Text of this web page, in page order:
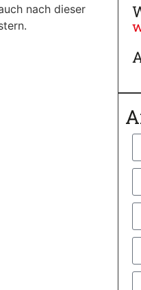
nach dieser